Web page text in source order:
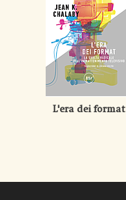
L'era dei format